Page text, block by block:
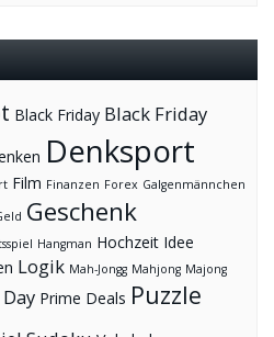
Black Friday Black Friday
Denksport
Film Finanzen Forex Galgenmännchen
Geschenk
Hangman Hochzeit Idee
Logik Mah-Jongg Mahjong Majong
Prime Deals Puzzle